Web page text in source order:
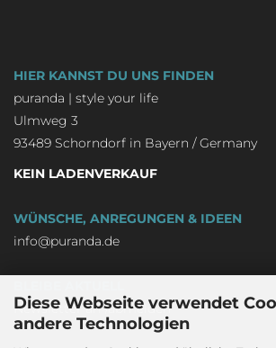
Diese Webseite verwendet
andere Technologien
HIER KANNST DU UNS FINDEN
puranda | style your life
Ulmweg 3
93489 Schorndorf in Bayern / Germany
KEIN LADENVERKAUF
WÜNSCHE, ANREGUNGEN & IDEEN
info@puranda.de
Newsletter an-/abmelden